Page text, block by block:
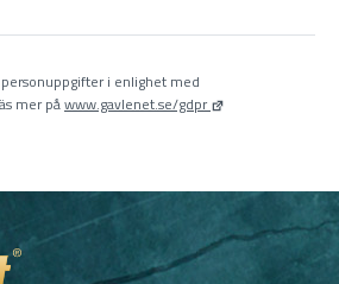
i enlighet med
mer påwww.gavlenet.se/gdpr